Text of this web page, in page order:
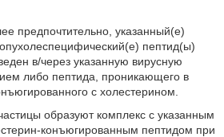
предпочтительно, указанный(е)
пептид(ы)
в/через указанную вирусную
либо пептида, проникающего в
с холестерином.
образуют комплекс с указанным
конъюгированным пептидом при